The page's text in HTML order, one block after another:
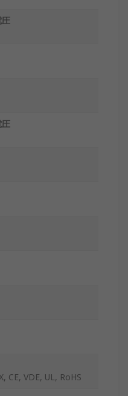
圧
圧
CE, VDE, UL, RoHS